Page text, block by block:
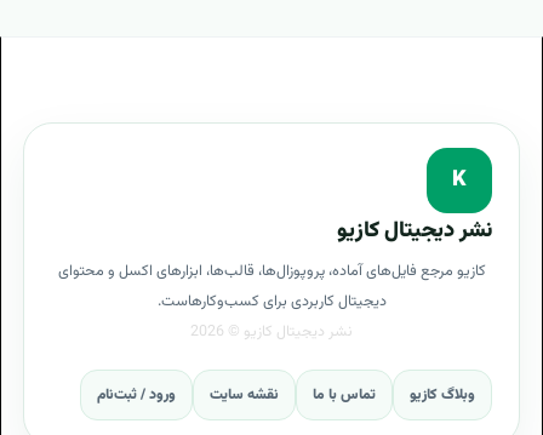
K
نشر دیجیتال کازیو
کازیو مرجع فایل‌های آماده، پروپوزال‌ها، قالب‌ها، ابزارهای اکسل و محتوای
دیجیتال کاربردی برای کسب‌وکارهاست.
وبلاگ کازیو تماس با ما نقشه سایت ورود / ثبت‌نام